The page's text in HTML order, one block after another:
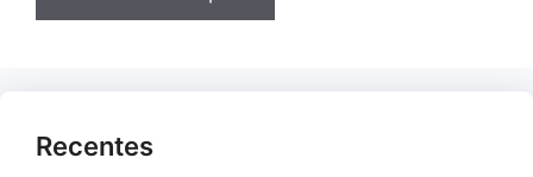
Recentes